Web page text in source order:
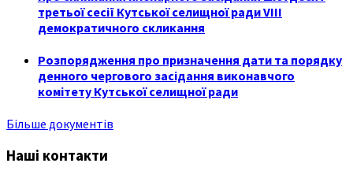
третьої сесії Кутської селищної ради VIII
демократичного скликання
Розпорядження про призначення дати та порядку
денного чергового засідання виконавчого
комітету Кутської селищної ради
Більше документів
Наші контакти